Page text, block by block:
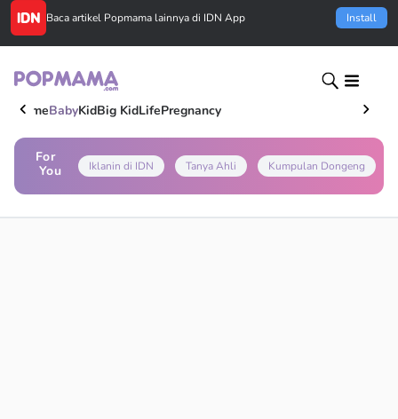
Baca artikel Popmama lainnya di IDN App Install
HomeBabyKidBig KidLifePregnancy
For
You
Iklanin di IDN Tanya Ahli Kumpulan Dongeng